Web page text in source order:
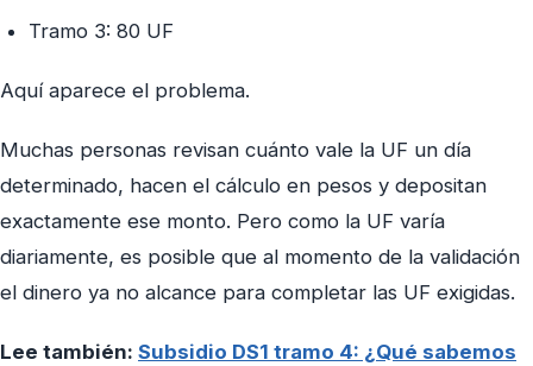
Tramo 3: 80 UF
Aquí aparece el problema.
Muchas personas revisan cuánto vale la UF un día
determinado, hacen el cálculo en pesos y depositan
exactamente ese monto. Pero como la UF varía
diariamente, es posible que al momento de la validación
el dinero ya no alcance para completar las UF exigidas.
Lee también: Subsidio DS1 tramo 4: ¿Qué sabemos